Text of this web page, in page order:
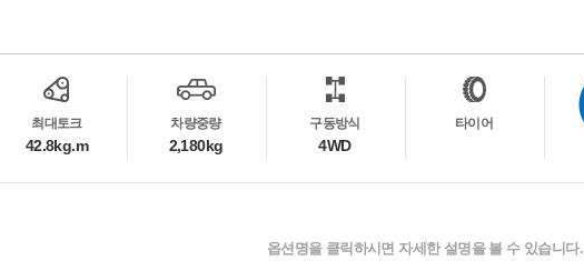
최대토크
42.8kg.m
차량중량
2,180kg
구동방식
4WD
타이어
옵션명을 클릭하시면 자세한 설명을 볼 수 있습니다.